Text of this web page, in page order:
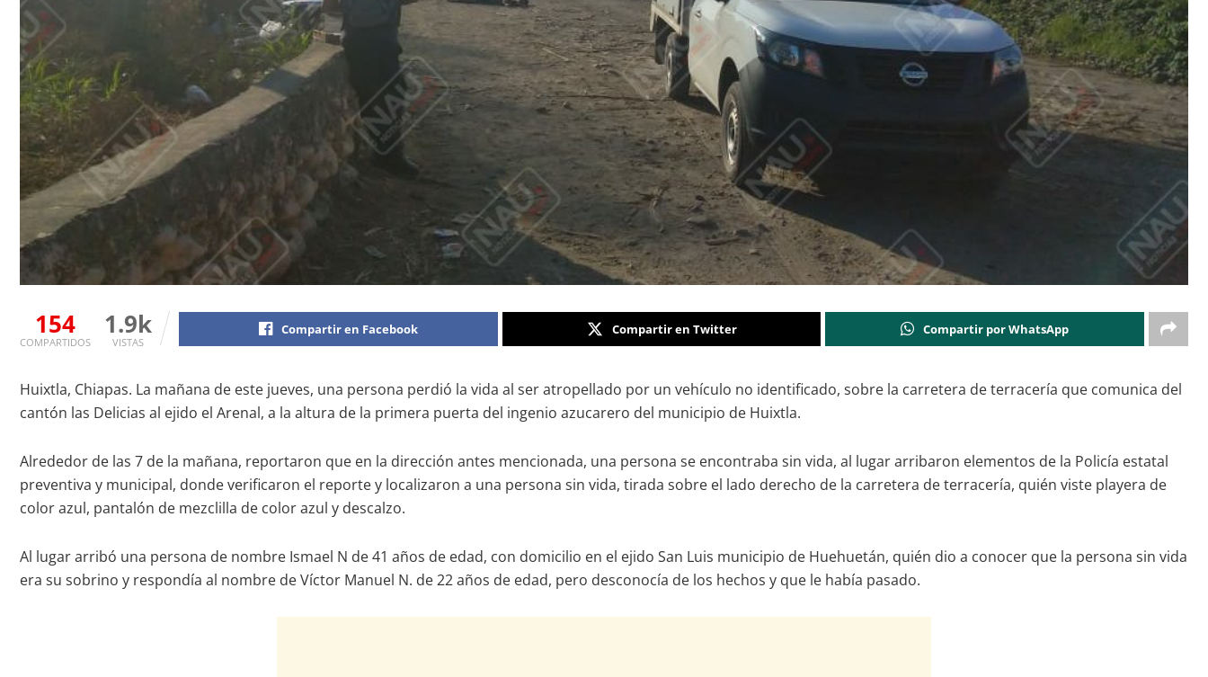
154
COMPARTIDOS
1.9k
VISTAS
Compartir en Facebook Compartir en Twitter Compartir por WhatsApp
Huixtla, Chiapas. La mañana de este jueves, una persona perdió la vida al ser atropellado por un vehículo no identificado, sobre la carretera de terracería que comunica del
cantón las Delicias al ejido el Arenal, a la altura de la primera puerta del ingenio azucarero del municipio de Huixtla.
Alrededor de las 7 de la mañana, reportaron que en la dirección antes mencionada, una persona se encontraba sin vida, al lugar arribaron elementos de la Policía estatal
preventiva y municipal, donde verificaron el reporte y localizaron a una persona sin vida, tirada sobre el lado derecho de la carretera de terracería, quién viste playera de
color azul, pantalón de mezclilla de color azul y descalzo.
Al lugar arribó una persona de nombre Ismael N de 41 años de edad, con domicilio en el ejido San Luis municipio de Huehuetán, quién dio a conocer que la persona sin vida
era su sobrino y respondía al nombre de Víctor Manuel N. de 22 años de edad, pero desconocía de los hechos y que le había pasado.